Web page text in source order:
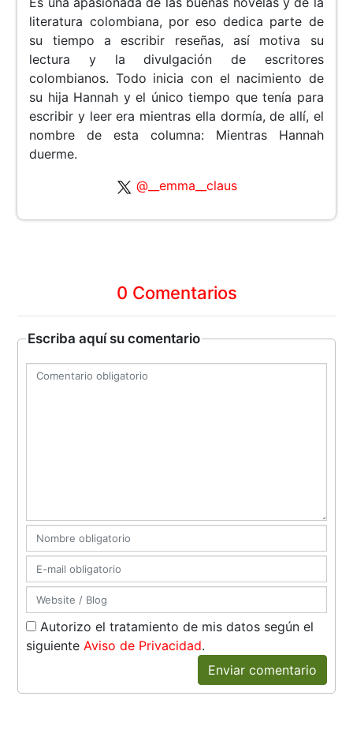
literatura colombiana, por eso dedica parte de
su tiempo a escribir reseñas, así motiva su
lectura y la divulgación de escritores
colombianos. Todo inicia con el nacimiento de
su hija Hannah y el único tiempo que tenía para
escribir y leer era mientras ella dormía, de allí, el
nombre de esta columna: Mientras Hannah
duerme.
@__emma__claus
0 Comentarios
Escriba aquí su comentario
Autorizo el tratamiento de mis datos según el
siguienteAviso de Privacidad.
Enviar comentario